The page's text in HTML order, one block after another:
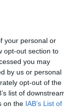
your personal or
opt-out section to
you may
by us or personal
opt-out of the
list of
on the IAB’s List of